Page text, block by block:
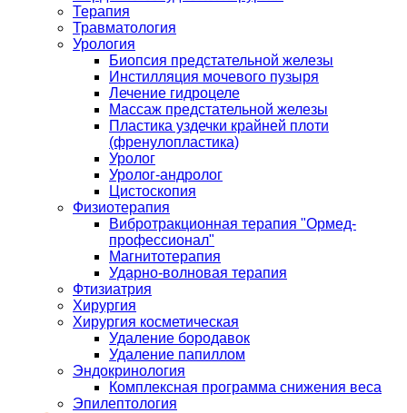
Терапия
Травматология
Урология
Биопсия предстательной железы
Инстилляция мочевого пузыря
Лечение гидроцеле
Массаж предстательной железы
Пластика уздечки крайней плоти
(френулопластика)
Уролог
Уролог-андролог
Цистоскопия
Физиотерапия
Вибротракционная терапия "Ормед-
профессионал"
Магнитотерапия
Ударно-волновая терапия
Фтизиатрия
Хирургия
Хирургия косметическая
Удаление бородавок
Удаление папиллом
Эндокринология
Комплексная программа снижения веса
Эпилептология